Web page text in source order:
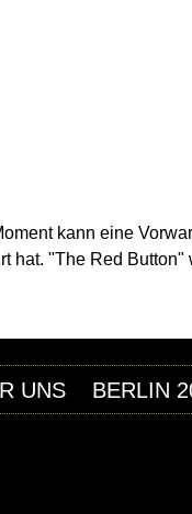
kann eine
hat. "The Red
UNS BERLIN